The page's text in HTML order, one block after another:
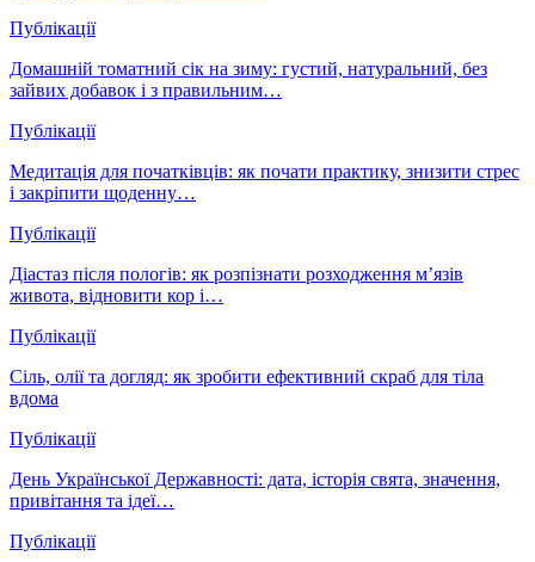
Публікації
Домашній томатний сік на зиму: густий, натуральний, без
зайвих добавок і з правильним…
Публікації
Медитація для початківців: як почати практику, знизити стрес
і закріпити щоденну…
Публікації
Діастаз після пологів: як розпізнати розходження м’язів
живота, відновити кор і…
Публікації
Сіль, олії та догляд: як зробити ефективний скраб для тіла
вдома
Публікації
День Української Державності: дата, історія свята, значення,
привітання та ідеї…
Публікації